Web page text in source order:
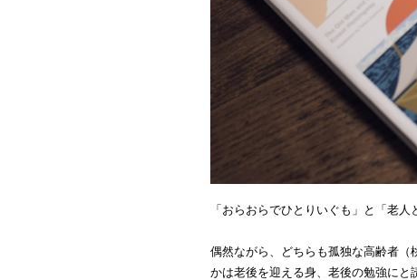
「おらおらでひとりいぐも」と「老人
偶然ながら、どちらも孤独な高齢者
かは老後を迎える身、老後の勉強に